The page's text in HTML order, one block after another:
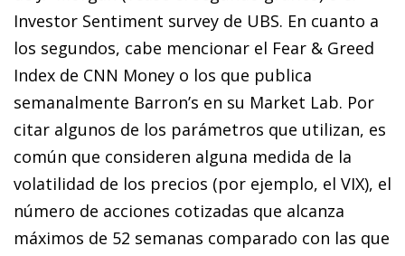
Investor Sentiment survey de UBS. En cuanto a
los segundos, cabe mencionar el Fear & Greed
Index de CNN Money o los que publica
semanalmente Barron’s en su Market Lab. Por
citar algunos de los parámetros que utilizan, es
común que consideren alguna medida de la
volatilidad de los precios (por ejemplo, el VIX), el
número de acciones cotizadas que alcanza
máximos de 52 semanas comparado con las que